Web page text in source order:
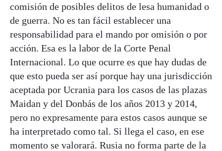
comisión de posibles delitos de lesa humanidad o
de guerra. No es tan fácil establecer una
responsabilidad para el mando por omisión o por
acción. Esa es la labor de la Corte Penal
Internacional. Lo que ocurre es que hay dudas de
que esto pueda ser así porque hay una jurisdicción
aceptada por Ucrania para los casos de las plazas
Maidan y del Donbás de los años 2013 y 2014,
pero no expresamente para estos casos aunque se
ha interpretado como tal. Si llega el caso, en ese
momento se valorará. Rusia no forma parte de la